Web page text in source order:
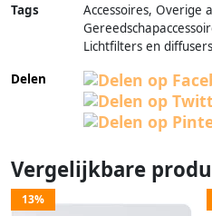
Tags
Accessoires, Overige
Lichtfilters en diffusers
Delen
Vergelijkbare
13%